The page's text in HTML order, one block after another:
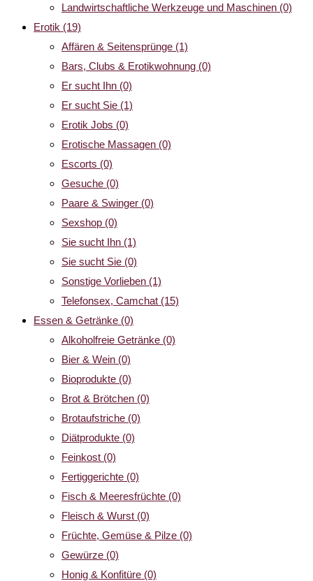
Landwirtschaftliche Werkzeuge und Maschinen (0)
Erotik (19)
Affären & Seitensprünge (1)
Bars, Clubs & Erotikwohnung (0)
Er sucht Ihn (0)
Er sucht Sie (1)
Erotik Jobs (0)
Erotische Massagen (0)
Escorts (0)
Gesuche (0)
Paare & Swinger (0)
Sexshop (0)
Sie sucht Ihn (1)
Sie sucht Sie (0)
Sonstige Vorlieben (1)
Telefonsex, Camchat (15)
Essen & Getränke (0)
Alkoholfreie Getränke (0)
Bier & Wein (0)
Bioprodukte (0)
Brot & Brötchen (0)
Brotaufstriche (0)
Diätprodukte (0)
Feinkost (0)
Fertiggerichte (0)
Fisch & Meeresfrüchte (0)
Fleisch & Wurst (0)
Früchte, Gemüse & Pilze (0)
Gewürze (0)
Honig & Konfitüre (0)